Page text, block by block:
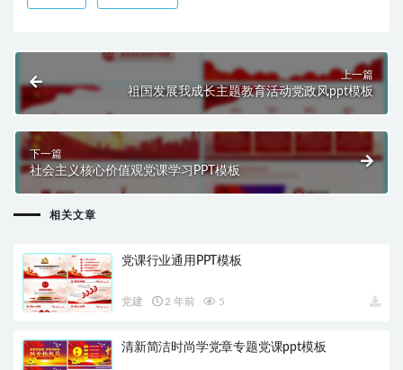
上一篇
祖国发展我成长主题教育活动党政风ppt模板
下一篇
社会主义核心价值观党课学习PPT模板
相关文章
党课行业通用PPT模板
党建 2 年前 5
清新简洁时尚学党章专题党课ppt模板